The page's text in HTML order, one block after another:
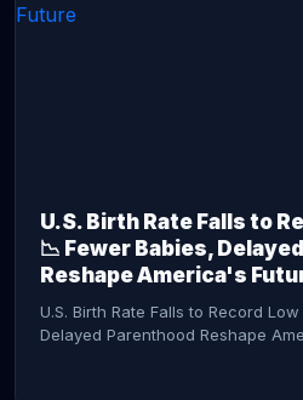
U.S. Birth Rate Falls to
📉 Fewer Babies,
Reshape America's
U.S. Birth Rate Falls to Record
Delayed Parenthood Reshape